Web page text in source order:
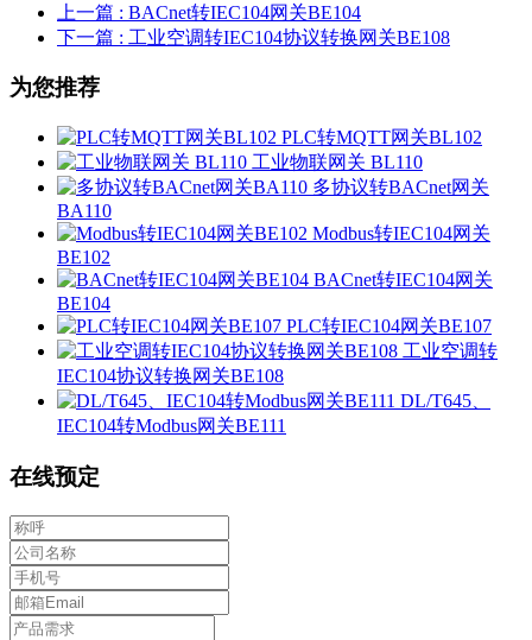
上一篇 : BACnet转IEC104网关BE104
下一篇 : 工业空调转IEC104协议转换网关BE108
为您推荐
PLC转MQTT网关BL102
工业物联网关 BL110
多协议转BACnet网关
BA110
Modbus转IEC104网关
BE102
BACnet转IEC104网关
BE104
PLC转IEC104网关BE107
工业空调转
IEC104协议转换网关BE108
DL/T645、
IEC104转Modbus网关BE111
在线预定